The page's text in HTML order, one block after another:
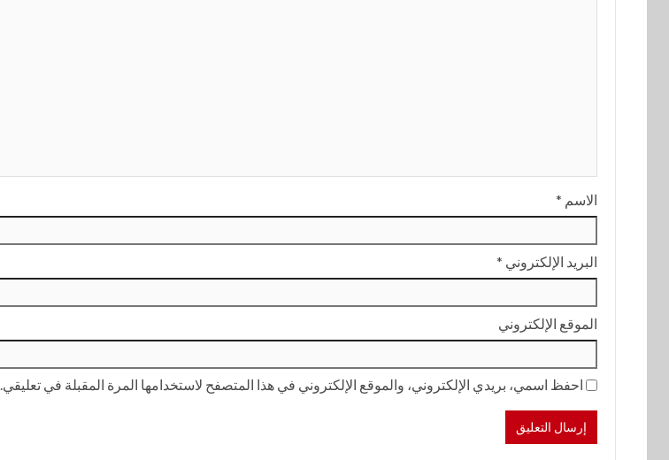
الاسم *
البريد الإلكتروني *
الموقع الإلكتروني
احفظ اسمي، بريدي الإلكتروني، والموقع الإلكتروني في هذا المتصفح لاستخدامها المرة المقبلة في تعليقي.